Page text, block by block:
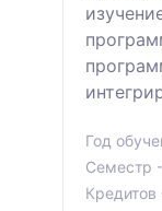
Год
Семестр
Кредитов